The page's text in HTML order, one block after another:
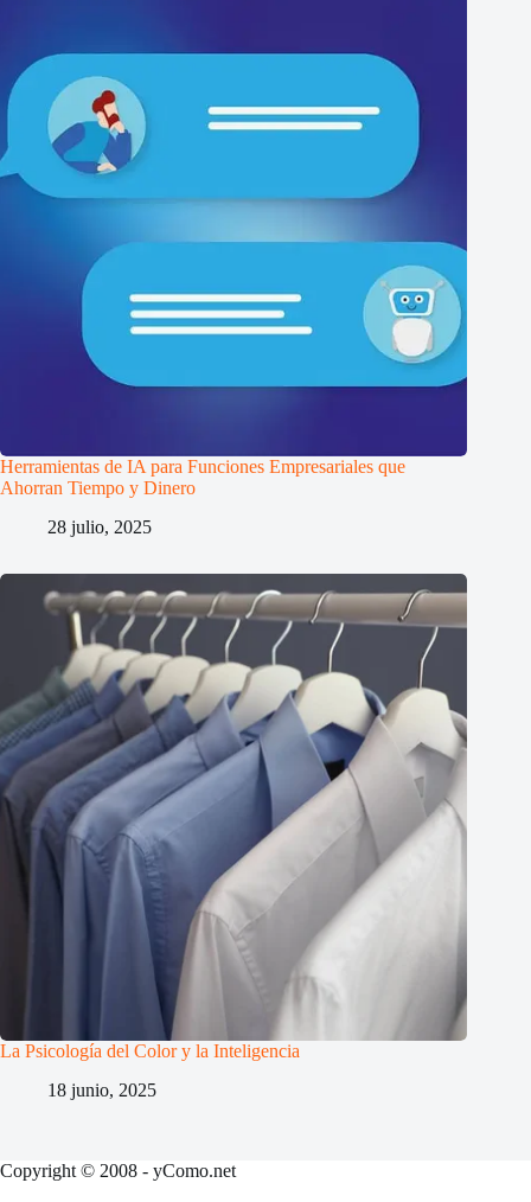
Herramientas de IA para Funciones Empresariales que
Ahorran Tiempo y Dinero
28 julio, 2025
La Psicología del Color y la Inteligencia
18 junio, 2025
Copyright © 2008 - yComo.net